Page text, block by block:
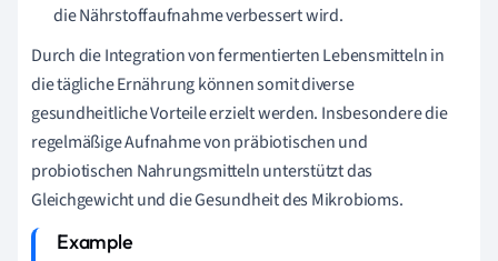
die Nährstoffaufnahme verbessert wird.
Durch die Integration von fermentierten Lebensmitteln in
die tägliche Ernährung können somit diverse
gesundheitliche Vorteile erzielt werden. Insbesondere die
regelmäßige Aufnahme von präbiotischen und
probiotischen Nahrungsmitteln unterstützt das
Gleichgewicht und die Gesundheit des Mikrobioms.